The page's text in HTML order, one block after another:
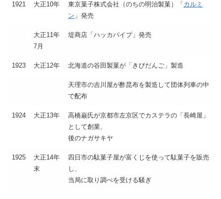
1921 大正10年 東京菓子株式会社（のちの明治製菓）「 カルミ
ン 」発売
大正11年
7月
堤商店「ハッカパイプ」発売
1923 大正12年 北海道の谷田製菓が「きびだんご」製造
天理市の吉川屋が酢昆布を製造して団体列車の中
で配布
1924 大正13年
高橋巌氏が京都市左京区でカステラの「長崎屋」
として創業、
後のナガサキヤ
1925
大正14年
末
四日市の駄菓子屋が富くじを使って駄菓子を販売
し、
当局に取り調べを受ける騒ぎ